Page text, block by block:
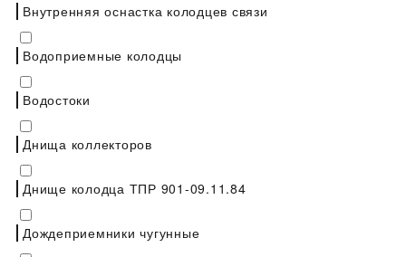
Внутренняя оснастка колодцев связи
Водоприемные колодцы
Водостоки
Днища коллекторов
Днище колодца ТПР 901-09.11.84
Дождеприемники чугунные